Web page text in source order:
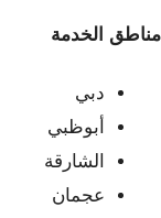
مناطق الخدمة
دبي
أبوظبي
الشارقة
عجمان